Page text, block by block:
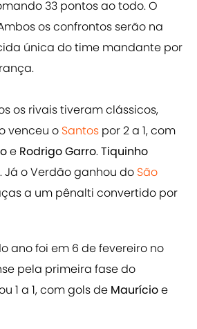
33 pontos ao todo. O
os confrontos serão na
única do time mandante por
os rivais tiveram clássicos,
venceu o Santos por 2 a 1, com
e Rodrigo Garro.Tiquinho
Já o Verdão ganhou do São
a um pênalti convertido por
ano foi em 6 de fevereiro no
pela primeira fase do
1 a 1, com gols de Maurícioe